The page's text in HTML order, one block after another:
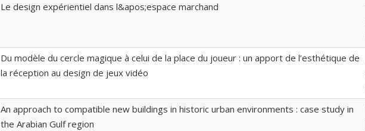
Le design expérientiel dans l&apos;espace marchand
Du modèle du cercle magique à celui de la place du joueur : un apport de l’esthétique de
la réception au design de jeux vidéo
An approach to compatible new buildings in historic urban environments : case study in
the Arabian Gulf region